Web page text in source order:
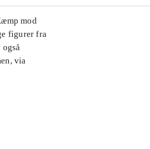
mod
figurer fra
via